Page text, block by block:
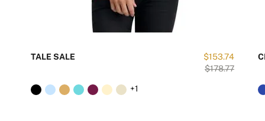
$153.74
$178.77
TALE SALE
+1